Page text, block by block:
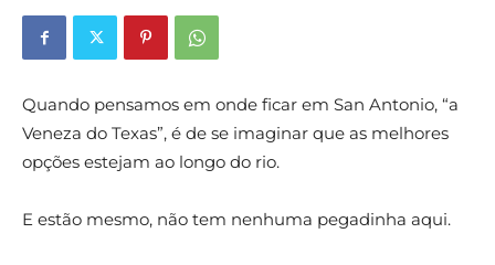
Quando pensamos em onde ficar em San Antonio, “a
Veneza do Texas”, é de se imaginar que as melhores
opções estejam ao longo do rio.
E estão mesmo, não tem nenhuma pegadinha aqui.